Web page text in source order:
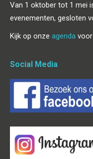
Van 1 oktober tot 1 mei
evenementen, gesloten
Kijk op onze agenda
Social Media